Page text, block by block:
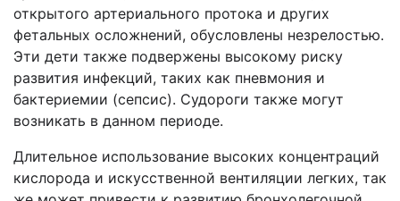
открытого артериального протока и других
фетальных осложнений, обусловлены незрелостью.
Эти дети также подвержены высокому риску
развития инфекций, таких как пневмония и
бактериемии (сепсис). Судороги также могут
возникать в данном периоде.
Длительное использование высоких концентраций
кислорода и искусственной вентиляции легких, так